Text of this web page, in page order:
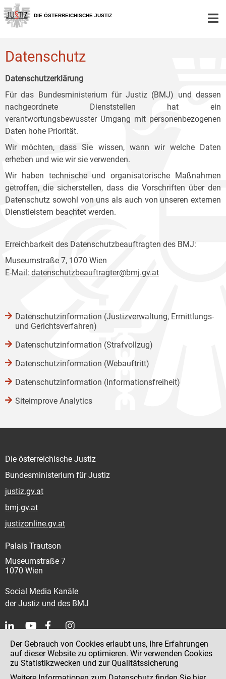
Zur
Hauptnavigation
[1]
Zum
Inhalt
[2]
Zum
Untermenü
[3]
DIE ÖSTERREICHISCHE JUSTIZ
Datenschutz
Datenschutzerklärung
Für das Bundesministerium für Justiz (BMJ) und dessen
nachgeordnete Dienststellen hat ein
verantwortungsbewusster Umgang mit personenbezogenen
Daten hohe Priorität.
Wir möchten, dass Sie wissen, wann wir welche Daten
erheben und wie wir sie verwenden.
Wir haben technische und organisatorische Maßnahmen
getroffen, die sicherstellen, dass die Vorschriften über den
Datenschutz sowohl von uns als auch von unseren externen
Dienstleistern beachtet werden.
Erreichbarkeit des Datenschutzbeauftragten des BMJ:
Museumstraße 7, 1070 Wien
E-Mail: datenschutzbeauftragter@bmj.gv.at
Datenschutzinformation (Justizverwaltung, Ermittlungs-
und Gerichtsverfahren)
Datenschutzinformation (Strafvollzug)
Datenschutzinformation (Webauftritt)
Datenschutzinformation (Informationsfreiheit)
Siteimprove Analytics
Die österreichische Justiz
Bundesministerium für Justiz
justiz.gv.at
bmj.gv.at
justizonline.gv.at
Palais Trautson
Museumstraße 7
1070 Wien
Social Media Kanäle
der Justiz und des BMJ
Kontakt
Impressum
Der Gebrauch von Cookies erlaubt uns, Ihre Erfahrungen
auf dieser Website zu optimieren. Wir verwenden Cookies
zu Statistikzwecken und zur Qualitätssicherung